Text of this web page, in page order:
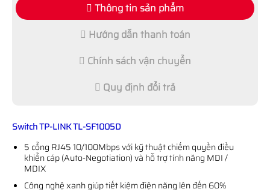
Thông tin sản phẩm
Hướng dẫn thanh toán
Chính sách vận chuyển
Quy định đổi trả
Switch TP-LINK TL-SF1005D
5 cổng RJ45 10/100Mbps với kỹ thuật chiếm quyền điều
khiển cáp (Auto-Negotiation) và hỗ trợ tính năng MDI /
MDIX
Công nghệ xanh giúp tiết kiệm điện năng lên đến 60%